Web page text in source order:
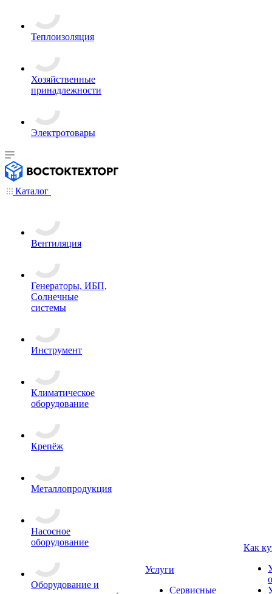
Теплоизоляция
Хозяйственные
принадлежности
Электротовары
Каталог
Вентиляция
Генераторы, ИБП,
Солнечные
системы
Инструмент
Климатическое
оборудование
Крепёж
Металлопродукция
Насосное
оборудование
Оборудование и
Услуги
Сервисные
Как